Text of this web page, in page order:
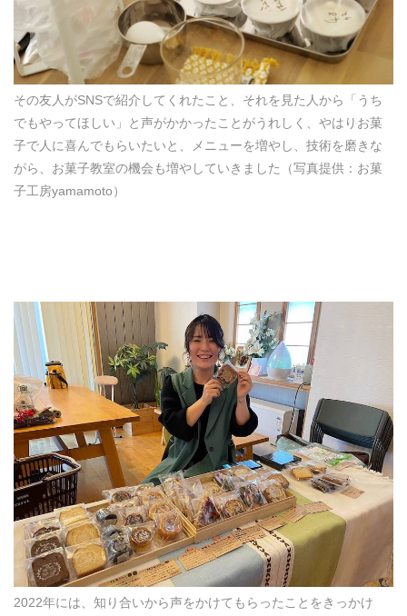
その友人がSNSで紹介してくれたこと、それを見た人から「うち
でもやってほしい」と声がかかったことがうれしく、やはりお菓
子で人に喜んでもらいたいと、メニューを増やし、技術を磨きな
がら、お菓子教室の機会も増やしていきました（写真提供：お菓
子工房yamamoto）
2022年には、知り合いから声をかけてもらったことをきっかけ